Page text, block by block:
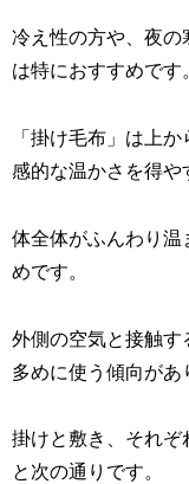
冷え性の方や、夜の
は特におすすめです
「掛け毛布」は上
感的な温かさを得や
体全体がふんわり温
めです。
外側の空気と接触す
多めに使う傾向があ
掛けと敷き、それぞ
と次の通りです。